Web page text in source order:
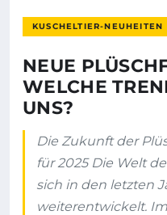
KUSCHELTIER-NEUHEITEN
NEUE
WELCHE
UNS?
Die Zukunft der
für 2025 Die Welt
sich in den letzten
weiterentwickelt.